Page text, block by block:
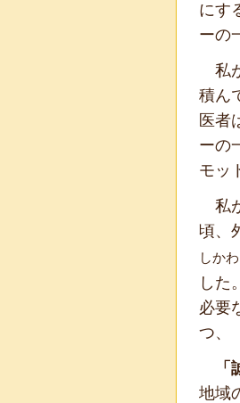
にす
ーの
私
積ん
医者
ーの
モッ
私
頃、
しか
した
必要
つ、
地域